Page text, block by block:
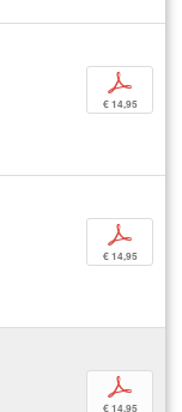
p
€ 14,95
p
€ 14,95
p
€ 14,95